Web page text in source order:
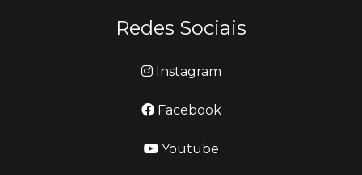
Redes Sociais
Instagram
Facebook
Youtube